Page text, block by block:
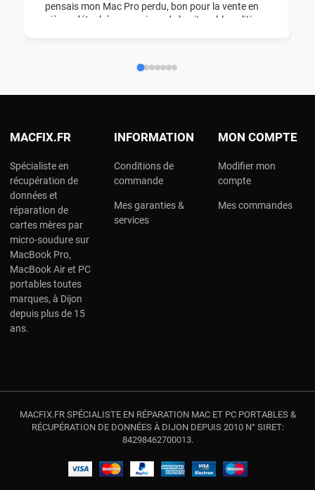
pensais mon Mac Pro perdu, bon pour la vente en
pièces détachées, en raison de la pitoyable politique
et réinstaller Mac Os sans changer la carte mère .
MACFIX.FR
Spécialiste en
récupération de
données et
réparation de
cartes mères par
micro-soudure sur
MacBook Pro,
MacBook Air et PC
portables toutes
marques, à Dijon
depuis plus de 15
ans.
INFORMATION
Conditions de
commande
Mes garanties &
services
MON COMPTE
Modifier mon
compte
Mes commandes
MACFIX.FR SPÉCIALISTE EN RÉPARATION MAC ET PC PORTABLES &
RÉCUPÉRATION DE DONNÉES À DIJON DEPUIS 2010 N° SIRET:
84298462700013.